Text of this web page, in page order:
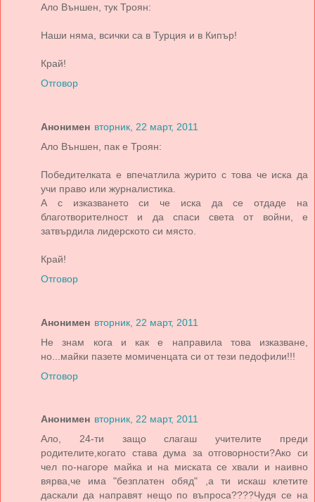
Ало Външен, тук Троян:
Наши няма, всички са в Турция и в Кипър!
Край!
Отговор
Анонимен вторник, 22 март, 2011
Ало Външен, пак е Троян:
Победителката е впечатлила журито с това че иска да
учи право или журналистика.
А с изказването си че иска да се отдаде на
благотворителност и да спаси света от войни, е
затвърдила лидерското си място.
Край!
Отговор
Анонимен вторник, 22 март, 2011
Не знам кога и как е направила това изказване,
но...майки пазете момиченцата си от тези педофили!!!
Отговор
Анонимен вторник, 22 март, 2011
Ало, 24-ти защо слагаш учителите преди
родителите,когато става дума за отговорности?Ако си
чел по-нагоре майка и на миската се хвали и наивно
вярва,че има "безплатен обяд" ,а ти искаш клетите
даскали да направят нещо по въпроса????Чудя се на